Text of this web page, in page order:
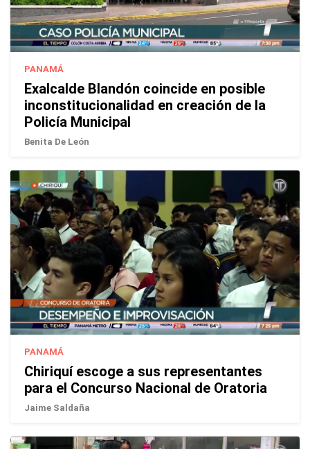
PANAMÁ
Exalcalde Blandón coincide en posible
inconstitucionalidad en creación de la
Policía Municipal
Benita De León
PANAMÁ
Chiriquí escoge a sus representantes
para el Concurso Nacional de Oratoria
Jaime Saldaña